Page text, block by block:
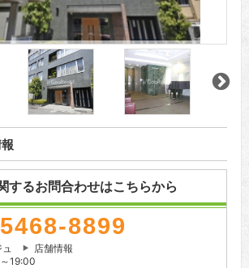
するお問合わせはこちらから
8899
店舗情報
19:00